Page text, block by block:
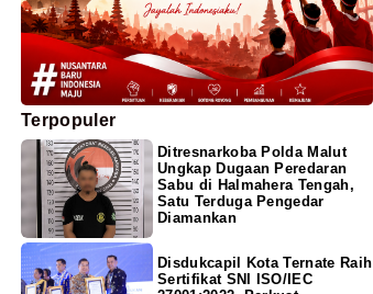
Terpopuler
Ditresnarkoba Polda Malut
Ungkap Dugaan Peredaran
Sabu di Halmahera Tengah,
Satu Terduga Pengedar
Diamankan
Disdukcapil Kota Ternate Raih
Sertifikat SNI ISO/IEC